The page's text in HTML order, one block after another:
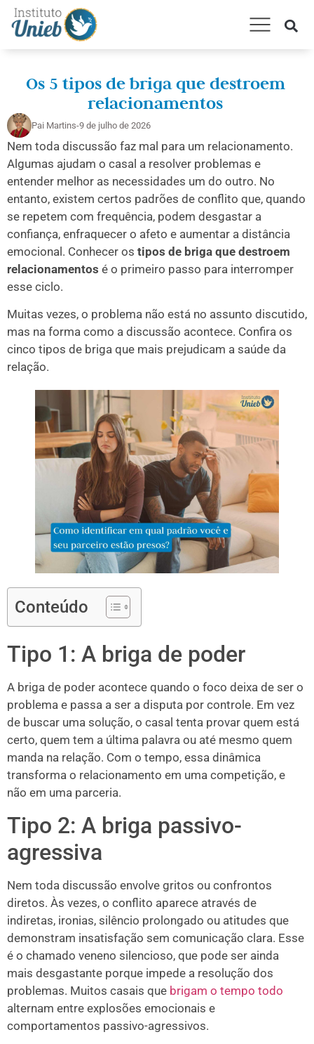
Os 5 tipos de briga que destroem
relacionamentos
Pai Martins-9 de julho de 2026
Nem toda discussão faz mal para um relacionamento.
Algumas ajudam o casal a resolver problemas e
entender melhor as necessidades um do outro. No
entanto, existem certos padrões de conflito que, quando
se repetem com frequência, podem desgastar a
confiança, enfraquecer o afeto e aumentar a distância
emocional. Conhecer os tipos de briga que destroem
relacionamentos é o primeiro passo para interromper
esse ciclo.
Muitas vezes, o problema não está no assunto discutido,
mas na forma como a discussão acontece. Confira os
cinco tipos de briga que mais prejudicam a saúde da
relação.
Conteúdo
Tipo 1: A briga de poder
A briga de poder acontece quando o foco deixa de ser o
problema e passa a ser a disputa por controle. Em vez
de buscar uma solução, o casal tenta provar quem está
certo, quem tem a última palavra ou até mesmo quem
manda na relação. Com o tempo, essa dinâmica
transforma o relacionamento em uma competição, e
não em uma parceria.
Tipo 2: A briga passivo-
agressiva
Nem toda discussão envolve gritos ou confrontos
diretos. Às vezes, o conflito aparece através de
indiretas, ironias, silêncio prolongado ou atitudes que
demonstram insatisfação sem comunicação clara. Esse
é o chamado veneno silencioso, que pode ser ainda
mais desgastante porque impede a resolução dos
problemas. Muitos casais que brigam o tempo todo
alternam entre explosões emocionais e
comportamentos passivo-agressivos.